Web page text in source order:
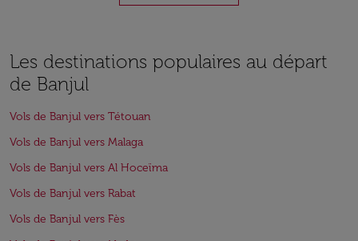
Les destinations populaires au départ
de Banjul
Vols de Banjul vers Tétouan
Vols de Banjul vers Malaga
Vols de Banjul vers Al Hoceïma
Vols de Banjul vers Rabat
Vols de Banjul vers Fès